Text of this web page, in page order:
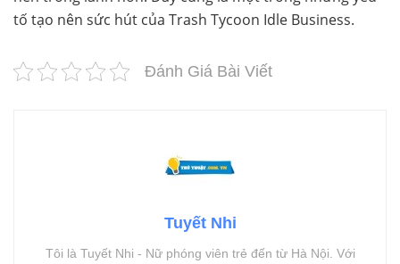
tố tạo nên sức hút của Trash Tycoon Idle Business.
Đánh Giá Bài Viết
Tuyết Nhi
Tôi là Tuyết Nhi - Nữ phóng viên trẻ đến từ Hà Nội. Với